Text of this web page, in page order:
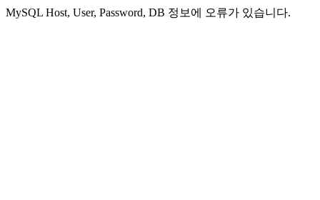
MySQL Host, User, Password, DB 정보에 오류가 있습니다.